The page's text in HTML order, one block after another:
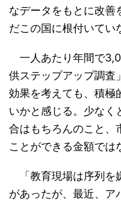
なデータをもとに改善
だこの国に根付いてい
一人あたり年間で
供ステップアップ調査
効果を考えても、積極
いかと感じる。少なく
合はもちろんのこと、
ことができる金額では
「教育現場は序列を
があったが、最近、ア